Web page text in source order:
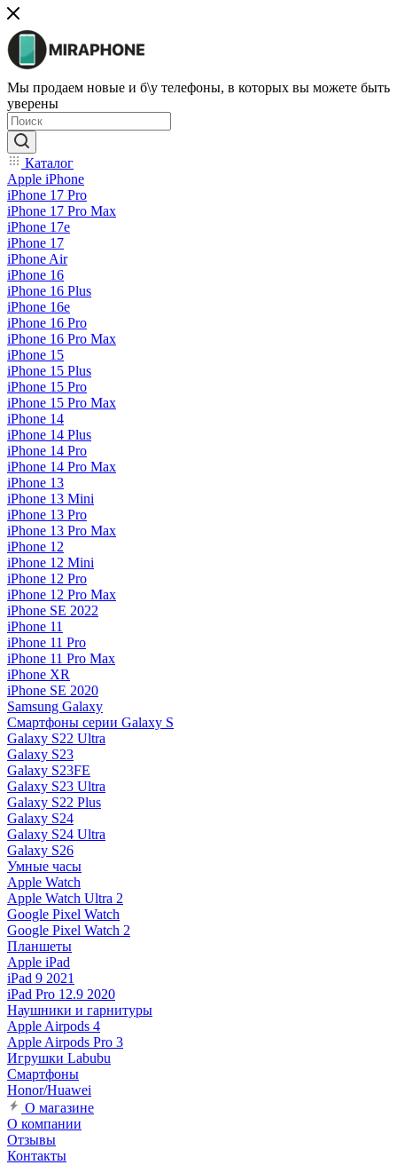
Мы продаем новые и б\у телефоны, в которых вы можете быть
уверены
Каталог
Apple iPhone
iPhone 17 Pro
iPhone 17 Pro Max
iPhone 17e
iPhone 17
iPhone Air
iPhone 16
iPhone 16 Plus
iPhone 16e
iPhone 16 Pro
iPhone 16 Pro Max
iPhone 15
iPhone 15 Plus
iPhone 15 Pro
iPhone 15 Pro Max
iPhone 14
iPhone 14 Plus
iPhone 14 Pro
iPhone 14 Pro Max
iPhone 13
iPhone 13 Mini
iPhone 13 Pro
iPhone 13 Pro Max
iPhone 12
iPhone 12 Mini
iPhone 12 Pro
iPhone 12 Pro Max
iPhone SE 2022
iPhone 11
iPhone 11 Pro
iPhone 11 Pro Max
iPhone XR
iPhone SE 2020
Samsung Galaxy
Смартфоны серии Galaxy S
Galaxy S22 Ultra
Galaxy S23
Galaxy S23FE
Galaxy S23 Ultra
Galaxy S22 Plus
Galaxy S24
Galaxy S24 Ultra
Galaxy S26
Умные часы
Apple Watch
Apple Watch Ultra 2
Google Pixel Watch
Google Pixel Watch 2
Планшеты
Apple iPad
iPad 9 2021
iPad Pro 12.9 2020
Наушники и гарнитуры
Apple Airpods 4
Apple Airpods Pro 3
Игрушки Labubu
Смартфоны
Honor/Huawei
О магазине
О компании
Отзывы
Контакты